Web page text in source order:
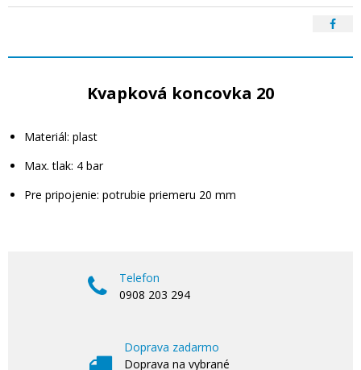
Kvapková koncovka 20
Materiál: plast
Max. tlak: 4 bar
Pre pripojenie: potrubie priemeru 20 mm
Telefon
0908 203 294
Doprava zadarmo
Doprava na vybrané